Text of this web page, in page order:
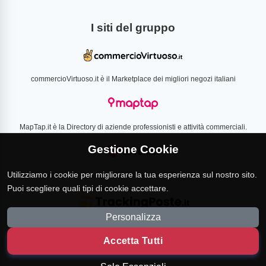
I siti del gruppo
commercioVirtuoso.it è il Marketplace dei migliori negozi italiani
MapTap.it è la Directory di aziende professionisti e attività commerciali.
Loverlist.com è il comparatore di prezzo CSS certificato Google
Gestione Cookie
Utilizziamo i cookie per migliorare la tua esperienza sul nostro sito.
Puoi scegliere quali tipi di cookie accettare.
Personalizza
Accetta Tutti